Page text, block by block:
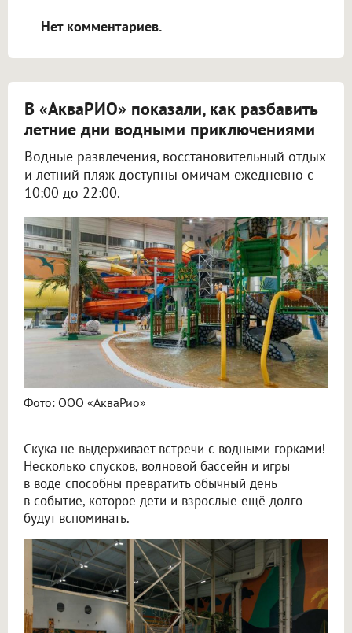
Нет комментариев.
В «АкваРИО» показали, как разбавить
летние дни водными приключениями
Водные развлечения, восстановительный отдых
и летний пляж доступны омичам ежедневно с
10:00 до 22:00.
Фото: ООО «АкваРио»
Скука не выдерживает встречи с водными горками!
Несколько спусков, волновой бассейн и игры
в воде способны превратить обычный день
в событие, которое дети и взрослые ещё долго
будут вспоминать.